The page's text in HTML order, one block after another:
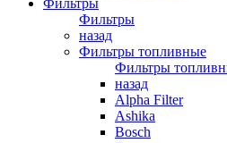
Фильтры
Фильтры
назад
Фильтры топливные
Фильтры
назад
Alpha Filter
Ashika
Bosch